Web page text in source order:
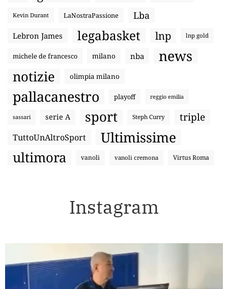
Kevin Durant LaNostraPassione Lba
Lebron James legabasket lnp lnp gold
michele de francesco milano nba news
notizie olimpia milano
pallacanestro playoff reggio emilia
sassari serie A sport Steph Curry triple
TuttoUnAltroSport Ultimissime
ultimora vanoli vanoli cremona Virtus Roma
Instagram